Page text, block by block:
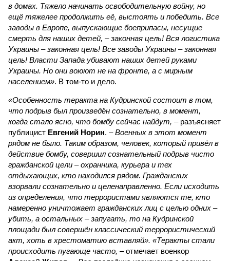
в домах. Тяжело начинать освободительную войну, но
ещё тяжелее продолжить её, выстоять и победить. Все
заводы в Европе, выпускающие боеприпасы, несущие
смерть для наших детей, – законная цель! Вся логистика
Украины – законная цель! Все заводы Украины – законная
цель! Власти Запада убивают наших детей руками
Украины. Но они воюют не на фронте, а с мирным
населением». В том-то и дело.
«Особенность теракта на Кудринской состоит в том,
что подрыв был произведён сознательно, в момент,
когда стало ясно, что бомбу сейчас найдут, – разъясняет
публицист Евгений Норин. –Военных в этот момент
рядом не было. Таким образом, человек, который привёл в
действие бомбу, совершил сознательный подрыв чисто
гражданской цели – охранника, курьера и тех
отдыхающих, кто находился рядом. Гражданских
взорвали сознательно и целенаправленно. Если исходить
из определения, что террористами являются те, кто
намеренно уничтожает гражданских лиц с целью одних –
убить, а остальных – запугать, то на Кудринской
площади был совершён классический террористический
акт, хоть в хрестоматию вставляй». «Теракты стали
происходить пугающе часто, – отмечает военкор